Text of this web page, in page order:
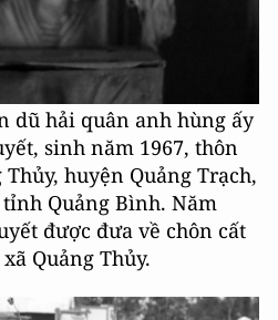
dũ hải quân anh hùng ấy
sinh năm 1967, thôn
huyện Quảng Trạch,
Quảng Bình. Năm
được đưa về chôn cất
Quảng Thủy.